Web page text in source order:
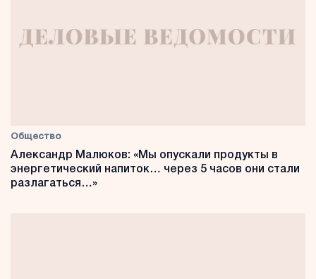
Общество
Александр Малюков: «Мы опускали продукты в
энергетический напиток… через 5 часов они стали
разлагаться…»